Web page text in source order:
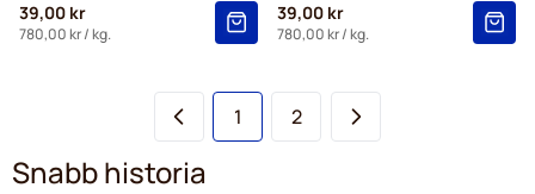
39,00 kr
780,00 kr/ kg.
39,00 kr
780,00 kr/ kg.
You're currently reading page
1 Sida
2
Snabb historia